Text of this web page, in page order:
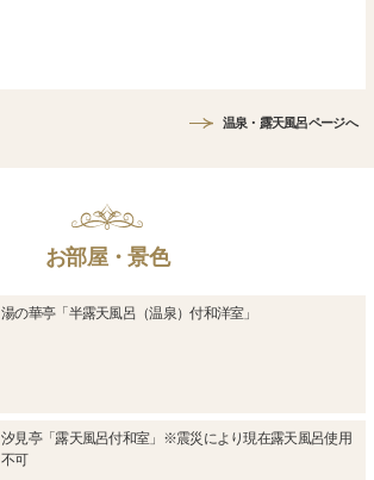
温泉・露天風呂ページへ
お部屋・景色
湯の華亭「半露天風呂（温泉）付和洋室」
汐見亭「露天風呂付和室」※震災により現在露天風呂使用
不可